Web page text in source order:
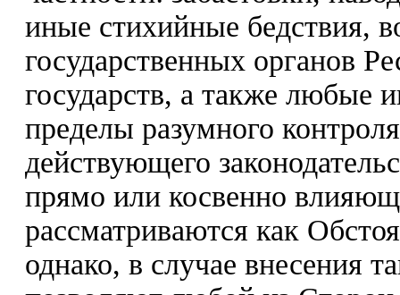
иные стихийные бедствия,
государственных органов
государств, а также любые
пределы разумного
действующего
прямо или косвенно
рассматриваются как
однако, в случае внесения